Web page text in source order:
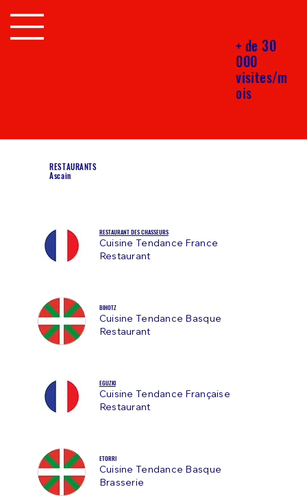
+ de 30
000
visites/m
ois
RESTAURANTS
Ascain
RESTAURANT DES CHASSEURS
Cuisine Tendance France
Restaurant
BIHOTZ
Cuisine Tendance Basque
Restaurant
EGUZKI
Cuisine Tendance Française
Restaurant
ETORRI
Cuisine Tendance Basque
Brasserie